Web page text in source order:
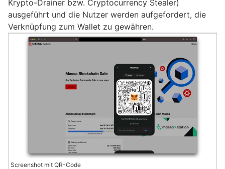
Krypto-Drainer bzw. Cryptocurrency Stealer)
ausgeführt und die Nutzer werden aufgefordert, die
Verknüpfung zum Wallet zu gewähren.
Screenshot mit QR-Code